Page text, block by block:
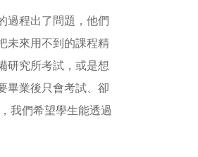
過程出了問題，他們
未來用不到的課程精
研究所考試，或是想
畢業後只會考試、卻
我們希望學生能透過